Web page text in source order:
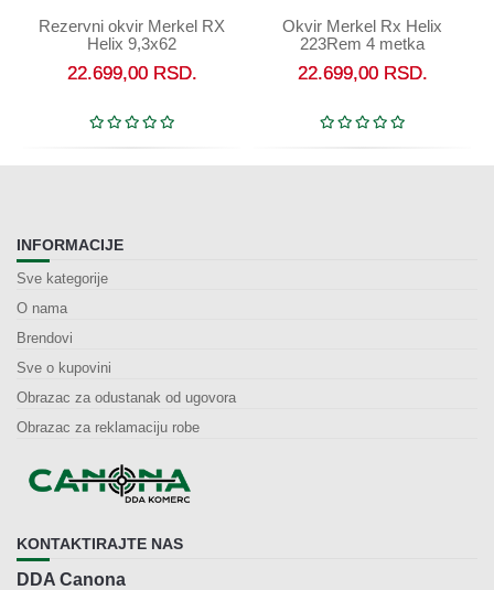
Rezervni okvir Merkel RX
Helix 9,3x62
22.699,00 RSD.
Okvir Merkel Rx Helix
223Rem 4 metka
22.699,00 RSD.
INFORMACIJE
Sve kategorije
O nama
Brendovi
Sve o kupovini
Obrazac za odustanak od ugovora
Obrazac za reklamaciju robe
KONTAKTIRAJTE NAS
DDA Canona